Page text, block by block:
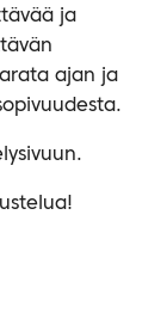
ja
ajan ja